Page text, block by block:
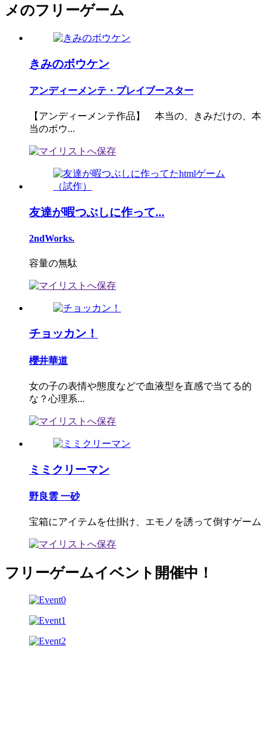
メのフリーゲーム
きみのボウケン
アンディーメンテ・プレイブースター
【アンディーメンテ作品】 本当の、きみだけの、本
当のボウ...
友達が暇つぶしに作って...
2ndWorks.
容量の無駄
チョッカン！
櫻井華道
女の子の表情や態度などで血液型を直感で当てる的
な？心理系...
ミミクリーマン
野良雲 一砂
宝箱にアイテムを仕掛け、エモノを誘って倒すゲーム
フリーゲームイベント開催中！